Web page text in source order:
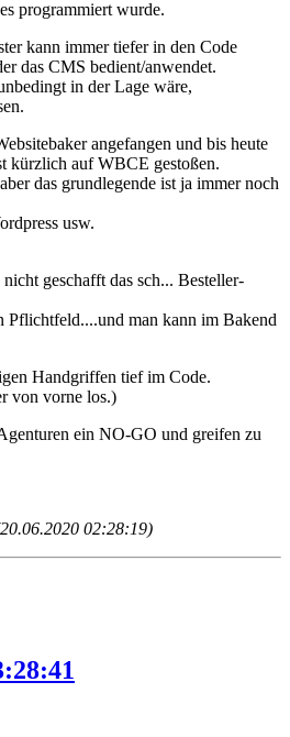
programmiert wurde.
kann immer tiefer in den Code
das CMS bedient/anwendet.
in der Lage wäre,
angefangen und bis heute
kürzlich auf WBCE gestoßen.
das grundlegende ist ja immer noch
usw.
geschafft das sch... Besteller-
man kann im Bakend
Handgriffen tief im Code.
von vorne los.)
ein NO-GO und greifen zu
02:28:19)